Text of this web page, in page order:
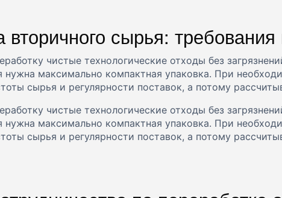
вторичного сырья:
чистые технологические отходы без
нужна максимально компактная упаковка. При
сырья и регулярности поставок, а потому
чистые технологические отходы без
нужна максимально компактная упаковка. При
сырья и регулярности поставок, а потому